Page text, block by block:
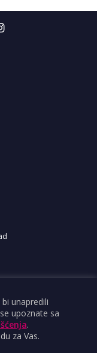
unapredili
upoznate sa
.
za Vas.